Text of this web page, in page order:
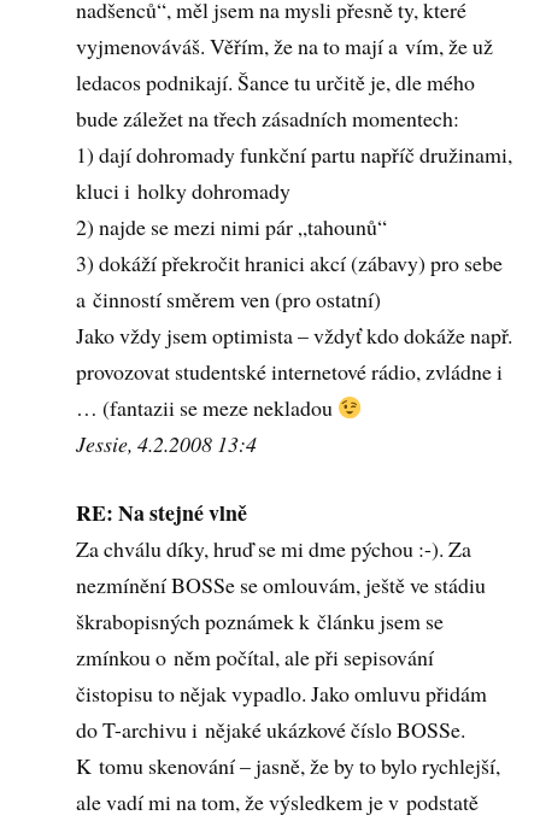
nadšenců“, měl jsem na mysli přesně ty, které
vyjmenováváš. Věřím, že na to mají a vím, že už
ledacos podnikají. Šance tu určitě je, dle mého
bude záležet na třech zásadních momentech:
1) dají dohromady funkční partu napříč družinami,
kluci i holky dohromady
2) najde se mezi nimi pár „tahounů“
3) dokáží překročit hranici akcí (zábavy) pro sebe
a činností směrem ven (pro ostatní)
Jako vždy jsem optimista – vždyť kdo dokáže např.
provozovat studentské internetové rádio, zvládne i
… (fantazii se meze nekladou
Jessie, 4.2.2008 13:4
RE: Na stejné vlně
Za chválu díky, hruď se mi dme pýchou :-). Za
nezmínění BOSSe se omlouvám, ještě ve stádiu
škrabopisných poznámek k článku jsem se
zmínkou o něm počítal, ale při sepisování
čistopisu to nějak vypadlo. Jako omluvu přidám
do T-archivu i nějaké ukázkové číslo BOSSe.
K tomu skenování – jasně, že by to bylo rychlejší,
ale vadí mi na tom, že výsledkem je v podstatě